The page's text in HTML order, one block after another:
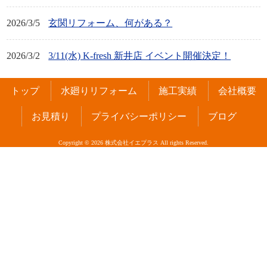
2026/3/5 玄関リフォーム、何がある？
2026/3/2 3/11(水) K-fresh 新井店 イベント開催決定！
トップ 水廻りリフォーム 施工実績 会社概要
お見積り プライバシーポリシー ブログ
Copyright © 2026 株式会社イエプラス All rights Reserved.